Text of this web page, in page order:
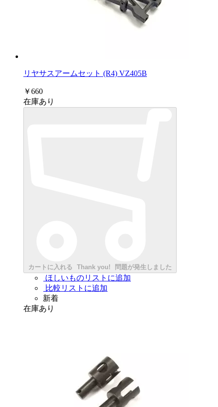
リヤサスアームセット (R4) VZ405B
￥660
在庫あり
カートに入れる Thank you! 問題が発生しました
ほしいものリストに追加
比較リストに追加
新着
在庫あり